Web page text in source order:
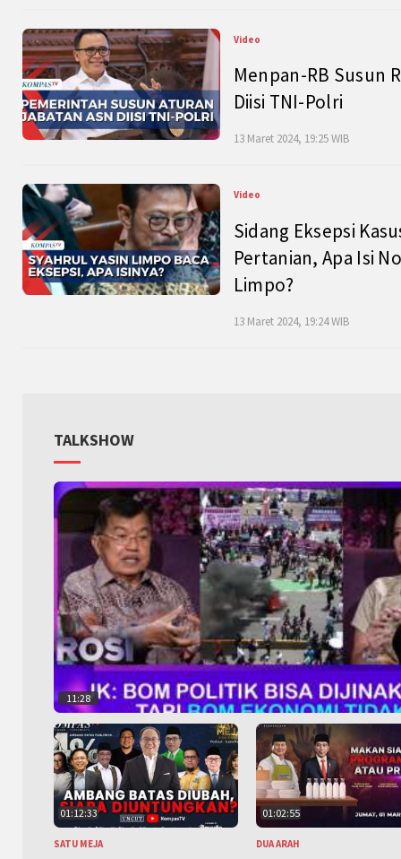
Video
Menpan-RB Susun
Diisi TNI-Polri
13 Maret 2024, 19:25 WIB
Video
Sidang Eksepsi
Pertanian, Apa Isi
Limpo?
13 Maret 2024, 19:24 WIB
TALKSHOW
11:28
01:12:33
SATU MEJA
01:02:55
DUA ARAH